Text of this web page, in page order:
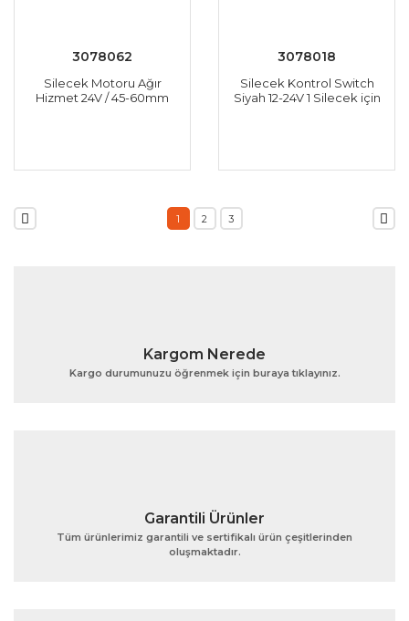
3078062
Silecek Motoru Ağır
Hizmet 24V / 45-60mm
3078018
Silecek Kontrol Switch
Siyah 12-24V 1 Silecek için
1 2 3
Kargom Nerede
Kargo durumunuzu öğrenmek için buraya tıklayınız.
Garantili Ürünler
Tüm ürünlerimiz garantili ve sertifikalı ürün çeşitlerinden
oluşmaktadır.